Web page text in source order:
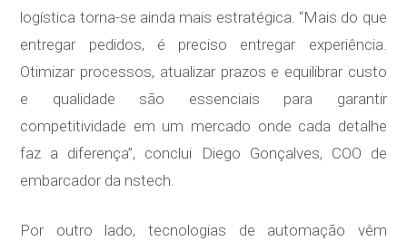
logística torna-se ainda mais estratégica. “Mais do que
entregar pedidos, é preciso entregar experiência.
Otimizar processos, atualizar prazos e equilibrar custo
e qualidade são essenciais para garantir
competitividade em um mercado onde cada detalhe
faz a diferença”, conclui Diego Gonçalves, COO de
embarcador da nstech.
Por outro lado, tecnologias de automação vêm